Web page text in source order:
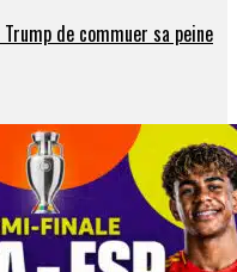
de commuer sa peine